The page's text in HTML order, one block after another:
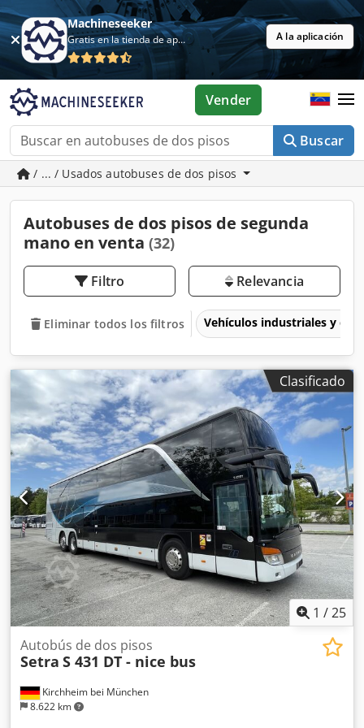
Machineseeker
Gratis en la tienda de aplicaciones A la aplicación
Buscar
Vender
/ ... / Usados autobuses de dos pisos
Autobuses de dos pisos de segunda
mano en venta (32)
Filtro Relevancia
Eliminar todos los filtros Vehículos industriales y
Clasificado
1 /25
Kirchheim bei München
8.622 km
Autobús de dos pisos
Setra S 431 DT - nice bus